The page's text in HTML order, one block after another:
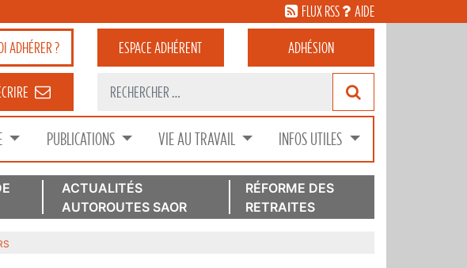
FLUX RSS AIDE
ADHÉRER ? ESPACEADHÉRENT ADHÉSION
PUBLICATIONS VIE AU TRAVAIL INFOS UTILES
ACTUALITÉS
AUTOROUTES SAOR
RÉFORME DES
RETRAITES